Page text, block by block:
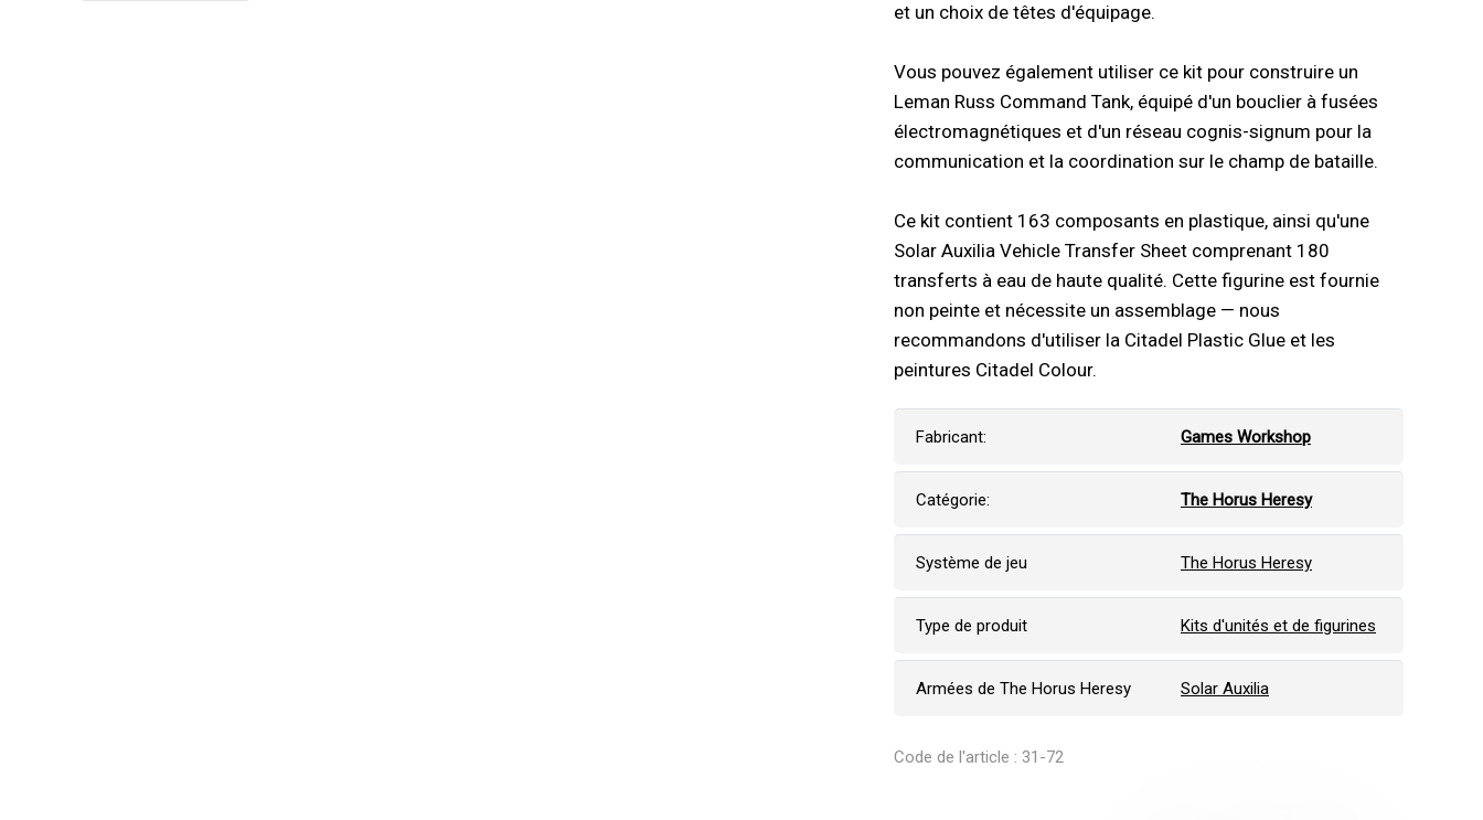
et un choix de têtes d'équipage.
Vous pouvez également utiliser ce kit pour construire un
Leman Russ Command Tank, équipé d'un bouclier à fusées
électromagnétiques et d'un réseau cognis-signum pour la
communication et la coordination sur le champ de bataille.
Ce kit contient 163 composants en plastique, ainsi qu'une
Solar Auxilia Vehicle Transfer Sheet comprenant 180
transferts à eau de haute qualité. Cette figurine est fournie
non peinte et nécessite un assemblage — nous
recommandons d'utiliser la Citadel Plastic Glue et les
peintures Citadel Colour.
Fabricant: Games Workshop
Catégorie: The Horus Heresy
Système de jeu The Horus Heresy
Type de produit Kits d'unités et de figurines
Armées de The Horus Heresy Solar Auxilia
Code de l'article : 31-72